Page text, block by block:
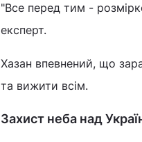
"Все перед тим -
експерт.
Хазан впевнений, що
та вижити всім.
Захист неба над